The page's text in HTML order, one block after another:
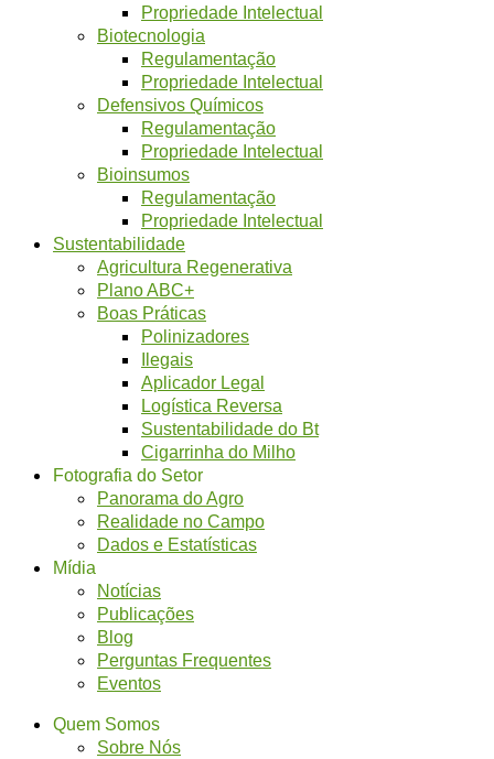
Propriedade Intelectual
Biotecnologia
Regulamentação
Propriedade Intelectual
Defensivos Químicos
Regulamentação
Propriedade Intelectual
Bioinsumos
Regulamentação
Propriedade Intelectual
Sustentabilidade
Agricultura Regenerativa
Plano ABC+
Boas Práticas
Polinizadores
Ilegais
Aplicador Legal
Logística Reversa
Sustentabilidade do Bt
Cigarrinha do Milho
Fotografia do Setor
Panorama do Agro
Realidade no Campo
Dados e Estatísticas
Mídia
Notícias
Publicações
Blog
Perguntas Frequentes
Eventos
Quem Somos
Sobre Nós